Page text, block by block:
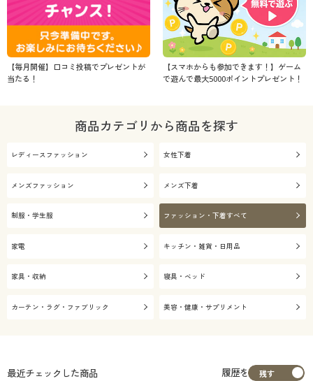
【毎月開催】口コミ投稿でプレゼントが
当たる！
【スマホからも参加できます！】ゲーム
で遊んで最大5000ポイントプレゼント！
商品カテゴリから商品を探す
レディースファッション 女性下着
メンズファッション メンズ下着
制服・学生服 ファッション・下着すべて
家電 キッチン・雑貨・日用品
家具・収納 寝具・ベッド
カーテン・ラグ・ファブリック 美容・健康・サプリメント
最近チェックした商品
履歴を